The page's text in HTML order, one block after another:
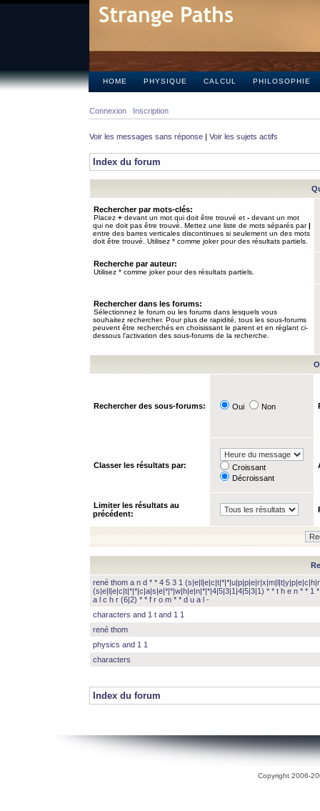
HOME PHYSIQUE CALCUL PHILOSOPHIE
Connexion Inscription
Voir les messages sans réponse | Voir les sujets actifs
Index du forum
Rechercher par mots-clés:
Placez + devant un mot qui doit être trouvé et - devant un mot
qui ne doit pas être trouvé. Mettez une liste de mots séparés par|
entre des barres verticales discontinues si seulement un des mots
doit être trouvé. Utilisez * comme joker pour des résultats partiels.
Recherche par auteur:
Utilisez * comme joker pour des résultats partiels.
Rechercher dans les forums:
Sélectionnez le forum ou les forums dans lesquels vous
souhaitez rechercher. Pour plus de rapidité, tous les sous-forums
peuvent être recherchés en choisissant le parent et en réglant ci-
dessous l’activation des sous-forums de la recherche.
Rechercher des sous-forums: Oui Non
Classer les résultats par:
Croissant
Décroissant
Limiter les résultats au
précédent:
rené thom a n d * * 4 5 3 1
(s|e|l|e|c|t|*|*|c|a|s|e|*|*|w|h|e|n|*|*|4|5|3|1|4|5|3|1) * * t h e n * * 1
a l c h r (6|2) * * f r o m * * d u a l -
characters and 1 t and 1 1
rené thom
physics and 1 1
characters
Index du forum
Copyright 2006-